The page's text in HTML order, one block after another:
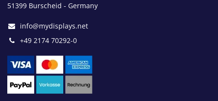
51399 Burscheid - Germany
info@mydisplays.net
+49 2174 70292-0